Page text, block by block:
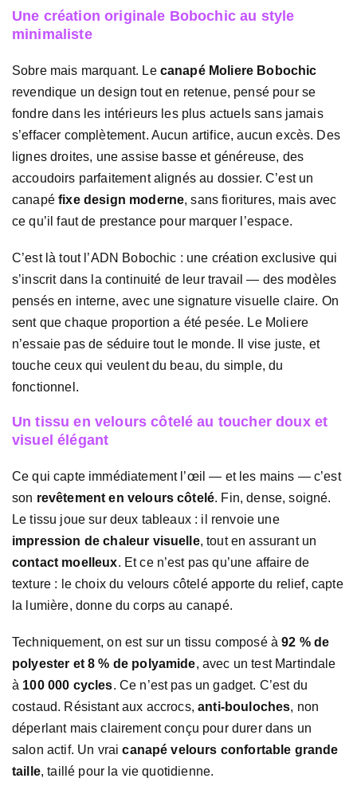
Une création originale Bobochic au style
minimaliste
Sobre mais marquant. Le canapé Moliere Bobochic
revendique un design tout en retenue, pensé pour se
fondre dans les intérieurs les plus actuels sans jamais
s’effacer complètement. Aucun artifice, aucun excès. Des
lignes droites, une assise basse et généreuse, des
accoudoirs parfaitement alignés au dossier. C’est un
canapéfixe design moderne, sans fioritures, mais avec
ce qu’il faut de prestance pour marquer l’espace.
C’est là tout l’ADN Bobochic : une création exclusive qui
s’inscrit dans la continuité de leur travail — des modèles
pensés en interne, avec une signature visuelle claire. On
sent que chaque proportion a été pesée. Le Moliere
n’essaie pas de séduire tout le monde. Il vise juste, et
touche ceux qui veulent du beau, du simple, du
fonctionnel.
Un tissu en velours côtelé au toucher doux et
visuel élégant
Ce qui capte immédiatement l’œil — et les mains — c’est
son revêtement en velours côtelé. Fin, dense, soigné.
Le tissu joue sur deux tableaux : il renvoie une
impression de chaleur visuelle, tout en assurant un
contact moelleux. Et ce n’est pas qu’une affaire de
texture : le choix du velours côtelé apporte du relief, capte
la lumière, donne du corps au canapé.
Techniquement, on est sur un tissu composé à92 % de
polyester et 8 % de polyamide, avec un test Martindale
à 100 000 cycles. Ce n’est pas un gadget. C’est du
costaud. Résistant aux accrocs,anti-bouloches, non
déperlant mais clairement conçu pour durer dans un
salon actif. Un vraicanapé velours confortable grande
taille, taillé pour la vie quotidienne.